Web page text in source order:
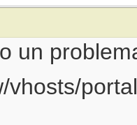
un
vhosts/